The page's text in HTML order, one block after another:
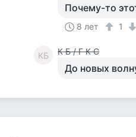
Почему-то
8 лет 1
КБ К Б / Г К С
До новых